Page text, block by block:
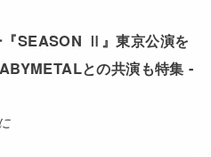
SEASON Ⅱ』東京公演を
との共演も特集 -